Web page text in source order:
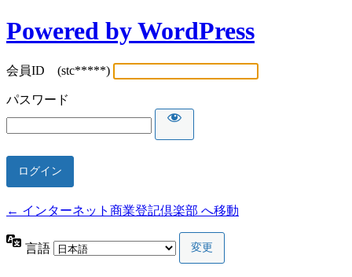
Powered by WordPress
会員ID (stc*****)
パスワード
← インターネット商業登記倶楽部 へ移動
言語